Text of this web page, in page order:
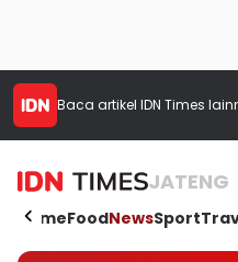
Baca artikel IDN Times
JATENG
HomeFoodNewsSport